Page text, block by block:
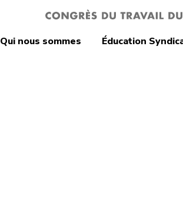
Qui nous sommes Éducation